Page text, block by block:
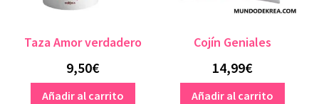
Taza Amor verdadero
9,50€
Añadir al carrito
Cojín Geniales
14,99€
Añadir al carrito